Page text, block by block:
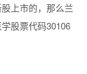
上市的，那么兰
股票代码30106